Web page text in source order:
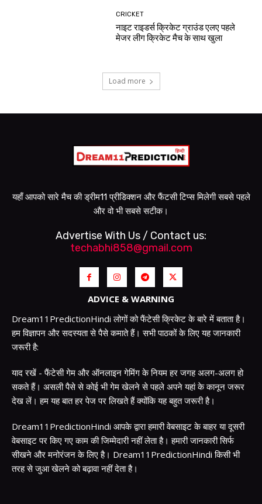
CRICKET
नाइट राइडर्स क्रिकेट ग्राउंड एलए पहले
मेजर लीग क्रिकेट मैच के साथ खुला
Load more
यहाँ आपको सारे मैच की ड्रीम11 प्रीडिक्शन और फैंटसी टिप्स मिलेगी सबसे पहले
और वो भी सबसे सटीक।
Advertise With Us / Contact us:
techabhi858@gmail.com
ADVICE & WARNING
Dream11PredictionHindi लोगों को फैंटेसी क्रिकेट के बारे में बताता है।
हम विज्ञापन और सदस्यता से पैसे कमाते हैं। सभी पाठकों के लिए यह जानकारी
जरूरी है:
याद रखें - फैंटेसी गेम और ऑनलाइन गेमिंग के नियम हर जगह अलग-अलग हो
सकते हैं। असली पैसे से कोई भी गेम खेलने से पहले अपने यहां के कानून जरूर
देख लें। हम यह बात हर पेज पर लिखते हैं क्योंकि यह बहुत जरूरी है।
Dream11PredictionHindi आपके द्वारा हमारी वेबसाइट के बाहर या दूसरी
वेबसाइट पर किए गए काम की जिम्मेदारी नहीं लेता है। हमारी जानकारी सिर्फ
सीखने और मनोरंजन के लिए है। Dream11PredictionHindi किसी भी
तरह से जुआ खेलने को बढ़ावा नहीं देता है।